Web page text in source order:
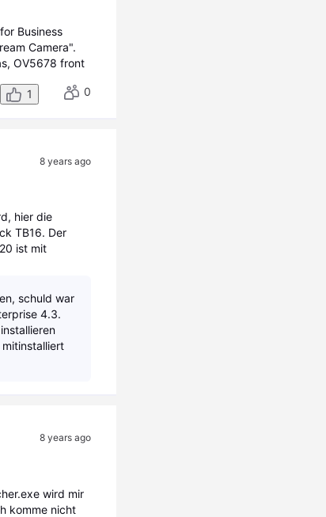
Business
Camera".
OV5678 front
1 0
8 years ago
hier die
TB16. Der
ist mit
schuld war
4.3.
8 years ago
wird mir
komme nicht